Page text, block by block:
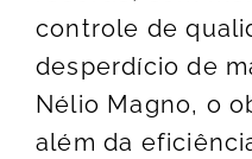
controle de
desperdício de
Nélio Magno, o
além da